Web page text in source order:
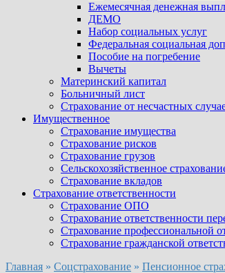
Ежемесячная денежная
ДЕМО
Набор социальных услуг
Федеральная социальная
Пособие на погребение
Вычеты
Материнский капитал
Больничный лист
Страхование от несчастных
Имущественное
Страхование имущества
Страхование рисков
Страхование грузов
Сельскохозяйственное
Страхование вкладов
Страхование ответственности
Страхование ОПО
Страхование ответственности
Страхование профессиональной
Страхование гражданской
Главная » Соцстрахование » Пенсионное